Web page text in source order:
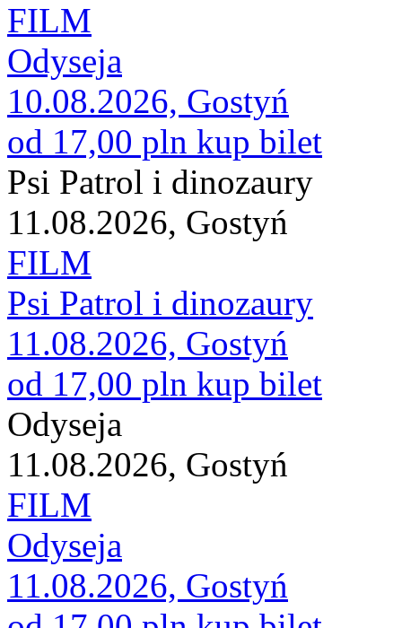
FILM
Odyseja
10.08.2026, Gostyń
od 17,00 pln kup bilet
Psi Patrol i dinozaury
11.08.2026, Gostyń
FILM
Psi Patrol i dinozaury
11.08.2026, Gostyń
od 17,00 pln kup bilet
Odyseja
11.08.2026, Gostyń
FILM
Odyseja
11.08.2026, Gostyń